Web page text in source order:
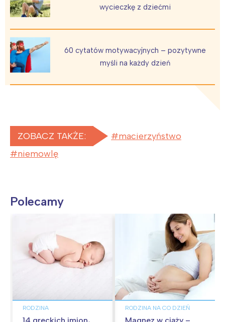
wycieczkę z dziećmi
60 cytatów motywacyjnych – pozytywne
myśli na każdy dzień
ZOBACZ TAKŻE:
macierzyństwo
niemowlę
Polecamy
RODZINA RODZINA NA CO DZIEŃ